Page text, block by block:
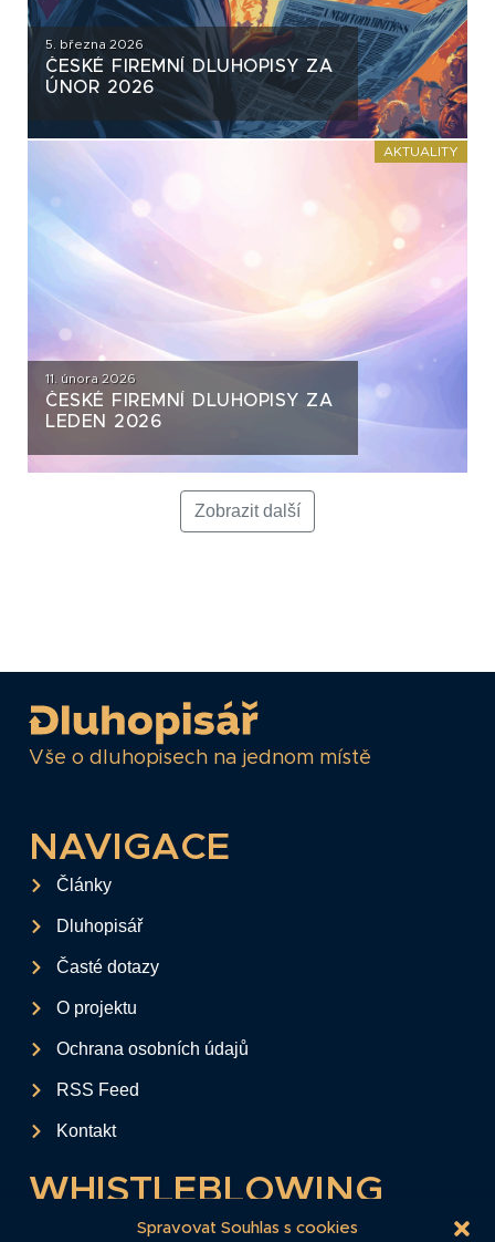
Spravovat Souhlas s cookies
5. března 2026
ČESKÉ FIREMNÍ DLUHOPISY ZA
ÚNOR 2026
AKTUALITY
11. února 2026
ČESKÉ FIREMNÍ DLUHOPISY ZA
LEDEN 2026
Zobrazit další
Vše o dluhopisech na jednom místě
NAVIGACE
Články
Dluhopisář
Časté dotazy
O projektu
Ochrana osobních údajů
RSS Feed
Kontakt
WHISTLEBLOWING
Tento formulář slouží k anonymnímu zaslání